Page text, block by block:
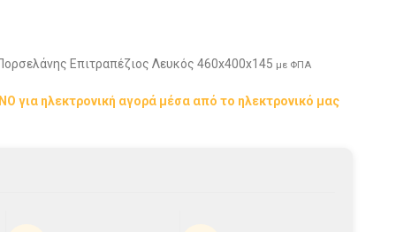
Επιτραπέζιος Λευκός 460x400x145 με ΦΠΑ
για ηλεκτρονική αγορά μέσα από το ηλεκτρονικό μας